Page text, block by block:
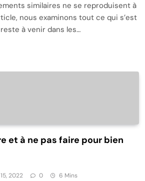
similaires ne se reproduisent à
nous examinons tout ce qui s’est
à venir dans les…
et à ne pas faire pour bien
2022 0 6 Mins